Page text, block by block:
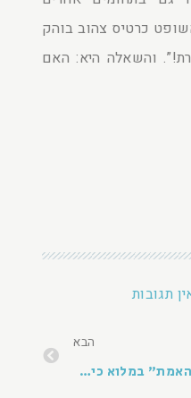
כרטיס צהוב בוהק
והשאלה היא: האם
תגובות
הבא
"האמת" במלוא כיעורה